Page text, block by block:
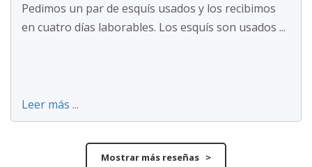
Pedimos un par de esquís usados y los recibimos
en cuatro días laborables. Los esquís son usados ...
Leer más ...
Mostrar más reseñas >